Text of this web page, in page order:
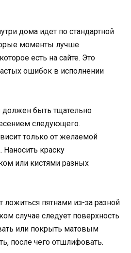
дома идет по стандартной
моменты лучше
есть на сайте. Это
ошибок в исполнении
быть тщательно
следующего.
только от желаемой
Наносить краску
или кистями разных
ложиться пятнами из-за разной
случае следует поверхность
или покрыть матовым
после чего отшлифовать.